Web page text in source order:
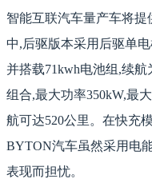
智能互联汽车量产车将
中,后驱版本采用后驱单
并搭载71kwh电池组,续
组合,最大功率350kW,最
航可达520公里。在快充
BYTON汽车虽然采用电
表现而担忧。